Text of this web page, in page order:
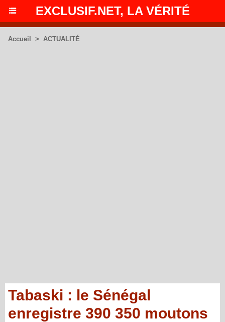
EXCLUSIF.NET, LA VÉRITÉ
Accueil > ACTUALITÉ
Tabaski : le Sénégal
enregistre 390 350 moutons